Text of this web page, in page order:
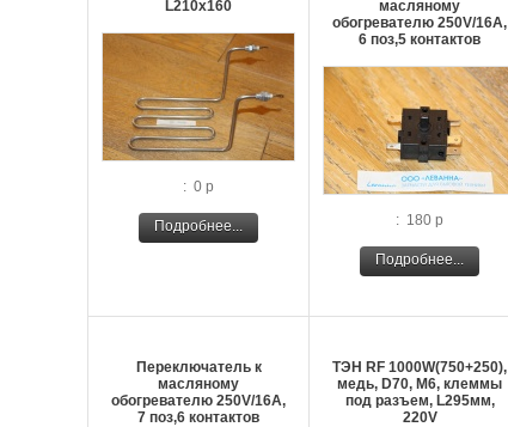
L210х160
: 0 р
Подробнее...
масляному
обогревателю 250V/16A,
6 поз,5 контактов
: 180 р
Подробнее...
Переключатель к
масляному
обогревателю 250V/16A,
7 поз,6 контактов
ТЭН RF 1000W(750+250),
медь, D70, М6, клеммы
под разъем, L295мм,
220V